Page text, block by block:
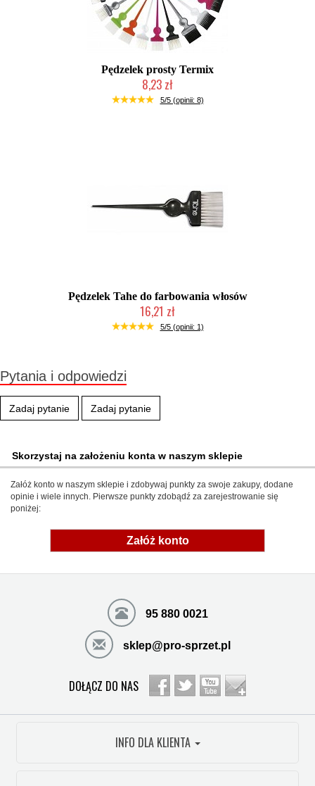
Pędzelek prosty Termix
8,23 zł
Duża ilość (wysyłka w 24h)
5/5 (opinii: 8)
Pędzelek Tahe do farbowania włosów
16,21 zł
Produkt wycofany
5/5 (opinii: 1)
Pytania i odpowiedzi
Zadaj pytanie Zadaj pytanie
Skorzystaj na założeniu konta w naszym sklepie
Załóż konto w naszym sklepie i zdobywaj punkty za swoje zakupy, dodane
opinie i wiele innych. Pierwsze punkty zdobądź za zarejestrowanie się
poniżej:
Załóż konto
95 880 0021
sklep@pro-sprzet.pl
DOŁĄCZ DO NAS
INFO DLA KLIENTA